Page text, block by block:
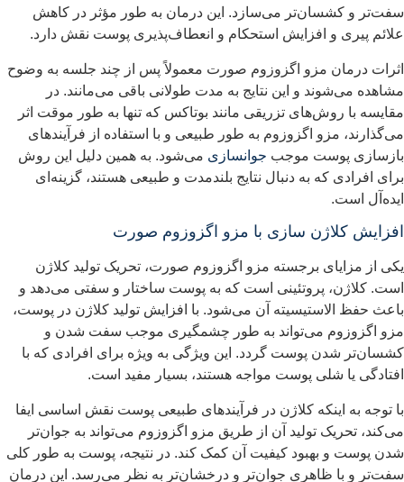
و کشسان‌تر می‌سازد. این درمان به طور مؤثر در کاهش
پیری و افزایش استحکام و انعطاف‌پذیری پوست نقش دارد.
درمان مزو اگزوزوم صورت معمولاً پس از چند جلسه به وضوح
می‌شوند و این نتایج به مدت طولانی باقی می‌مانند. در
با روش‌های تزریقی مانند بوتاکس که تنها به طور موقت اثر
مزو اگزوزوم به طور طبیعی و با استفاده از فرآیندهای
پوست موجب جوانسازیمی‌شود. به همین دلیل این روش
افرادی که به دنبال نتایج بلندمدت و طبیعی هستند، گزینه‌ای
است.
کلاژن سازی با مزو اگزوزوم صورت
از مزایای برجسته مزو اگزوزوم صورت، تحریک تولید کلاژن
کلاژن، پروتئینی است که به پوست ساختار و سفتی می‌دهد و
حفظ الاستیسیته آن می‌شود. با افزایش تولید کلاژن در پوست،
اگزوزوم می‌تواند به طور چشمگیری موجب سفت شدن و
شدن پوست گردد. این ویژگی به ویژه برای افرادی که با
یا شلی پوست مواجه هستند، بسیار مفید است.
توجه به اینکه کلاژن در فرآیندهای طبیعی پوست نقش اساسی ایفا
تحریک تولید آن از طریق مزو اگزوزوم می‌تواند به جوان‌تر
پوست و بهبود کیفیت آن کمک کند. در نتیجه، پوست به طور کلی
و با ظاهری جوان‌تر و درخشان‌تر به نظر می‌رسد. این درمان